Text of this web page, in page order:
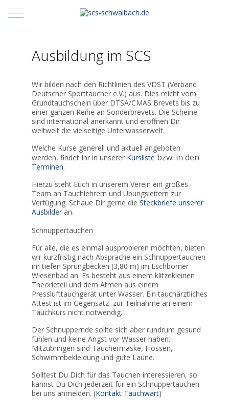
Mobile Menu Toggle
Ausbildung im SCS
Wir bilden nach den Richtlinien des VDST (Verband
Deutscher Sporttaucher e.V.) aus. Dies reicht vom
Grundtauchschein über DTSA/CMAS Brevets bis zu
einer ganzen Reihe an Sonderbrevets. Die Scheine
sind international anerkannt und eröffnen Dir
weltweit die vielseitige Unterwasserwelt.
Welche Kurse generell und aktuell angeboten
werden, findet Ihr in unserer Kursliste bzw. in den
Terminen.
Hierzu steht Euch in unserem Verein ein großes
Team an Tauchlehrern und Übungsleitern zur
Verfügung. Schaue Dir gerne die Steckbriefe unserer
Ausbilderan.
Schnuppertauchen
Für alle, die es einmal ausprobieren möchten, bieten
wir kurzfristig nach Absprache ein Schnuppertauchen
im tiefen Sprungbecken (3,80 m) im Eschborner
Wiesenbad an. Es besteht aus einem klitzekleinen
Theorieteil und dem Atmen aus einem
Presslufttauchgerät unter Wasser. Ein tauchärztliches
Attest ist im Gegensatz zur Teilnahme an einem
Tauchkurs nicht notwendig.
Der Schnuppernde sollte sich aber rundrum gesund
fühlen und keine Angst vor Wasser haben.
Mitzubringen sind Tauchermaske, Flossen,
Schwimmbekleidung und gute Laune.
Solltest Du Dich für das Tauchen interessieren, so
kannst Du Dich jederzeit für ein Schnuppertauchen
bei uns anmelden. (Kontakt Tauchwart)